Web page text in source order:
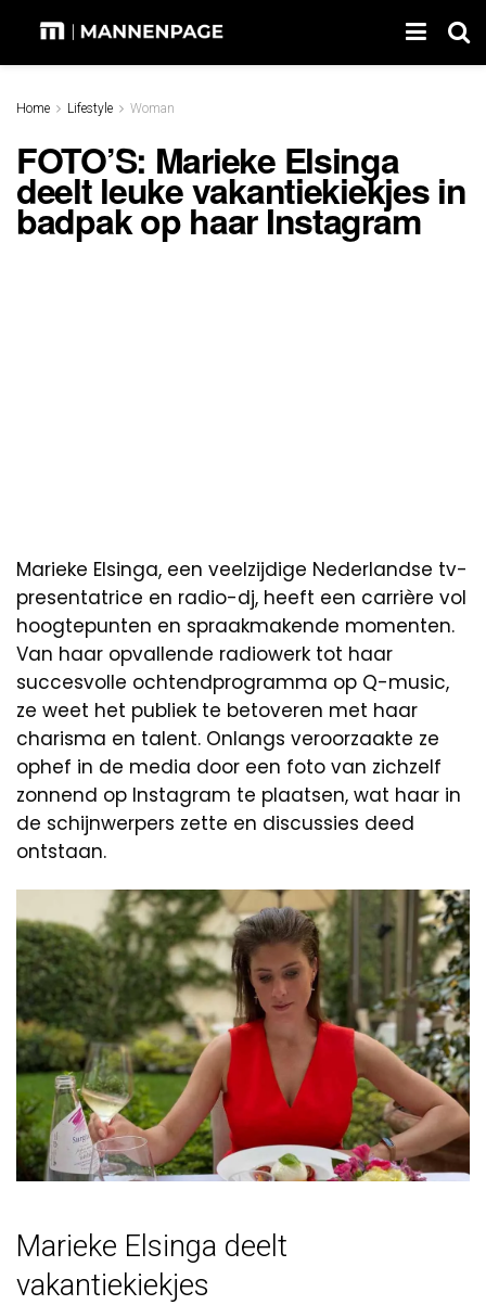
Home Lifestyle Woman
FOTO’S: Marieke Elsinga
deelt leuke vakantiekiekjes in
badpak op haar Instagram
Marieke Elsinga, een veelzijdige Nederlandse tv-
presentatrice en radio-dj, heeft een carrière vol
hoogtepunten en spraakmakende momenten.
Van haar opvallende radiowerk tot haar
succesvolle ochtendprogramma op Q-music,
ze weet het publiek te betoveren met haar
charisma en talent. Onlangs veroorzaakte ze
ophef in de media door een foto van zichzelf
zonnend op Instagram te plaatsen, wat haar in
de schijnwerpers zette en discussies deed
ontstaan.
Marieke Elsinga deelt
vakantiekiekjes